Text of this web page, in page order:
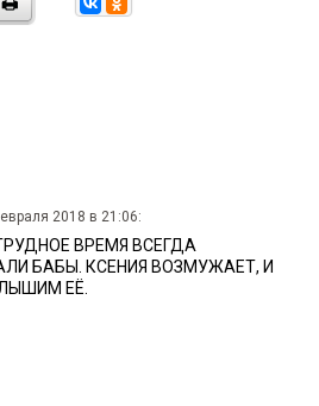
2018 в 21:06:
ВРЕМЯ ВСЕГДА
БАБЫ. КСЕНИЯ ВОЗМУЖАЕТ, И
ЕЁ.